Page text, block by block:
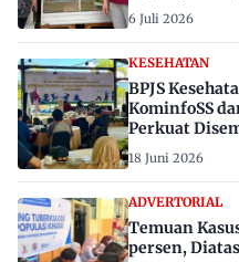
6 Juli 2026
KESEHATAN
BPJS
KominfoSS
Perkuat
18 Juni 2026
ADVERTORIAL
Temuan
persen,